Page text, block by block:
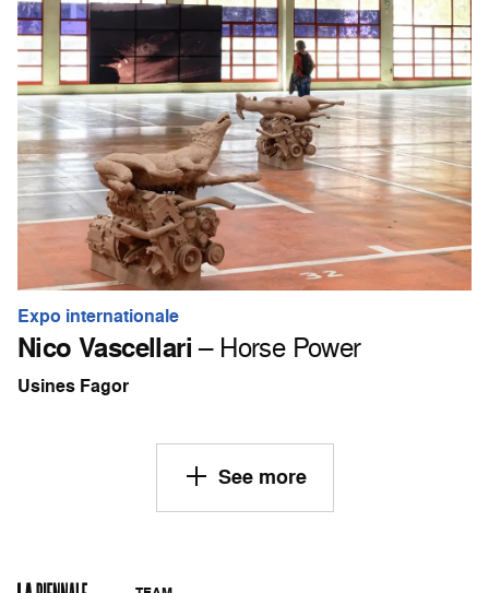
Expo internationale
Nico Vascellari– Horse Power
Usines Fagor
See more